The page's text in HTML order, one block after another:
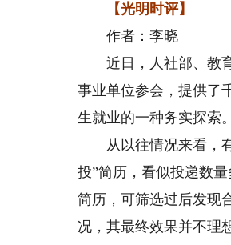
【光明时评】
作者：李晓
近日，人社部、教育
事业单位参会，提供了
生就业的一种务实探索。
从以往情况来看，有
投”简历，看似投递数
简历，可筛选过后发现
况，其最终效果并不理